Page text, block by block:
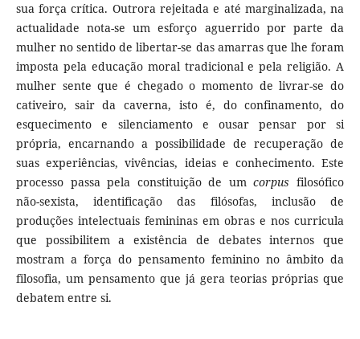
sua força crítica. Outrora rejeitada e até marginalizada, na
actualidade nota-se um esforço aguerrido por parte da
mulher no sentido de libertar-se das amarras que lhe foram
imposta pela educação moral tradicional e pela religião. A
mulher sente que é chegado o momento de livrar-se do
cativeiro, sair da caverna, isto é, do confinamento, do
esquecimento e silenciamento e ousar pensar por si
própria, encarnando a possibilidade de recuperação de
suas experiências, vivências, ideias e conhecimento. Este
processo passa pela constituição de umcorpusfilosófico
não-sexista, identificação das filósofas, inclusão de
produções intelectuais femininas em obras e nos curricula
que possibilitem a existência de debates internos que
mostram a força do pensamento feminino no âmbito da
filosofia, um pensamento que já gera teorias próprias que
debatem entre si.